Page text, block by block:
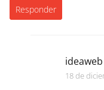
Responder
ideaweb
18 de